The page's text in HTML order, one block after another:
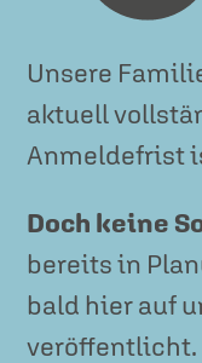
Unsere
aktuell
Anmeldefrist
Doch keine
bereits in
bald hier auf
veröffentlicht.